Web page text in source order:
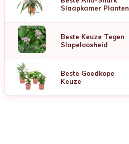
Slaapkamer Planten
Beste Keuze Tegen
Slapeloosheid
Beste Goedkope
Keuze